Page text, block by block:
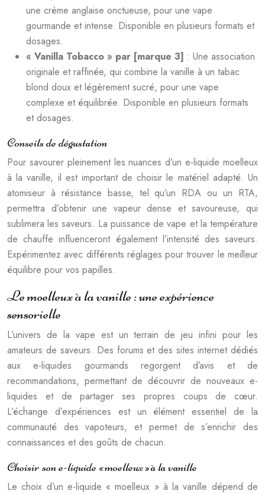
une crème anglaise onctueuse, pour une vape
gourmande et intense. Disponible en plusieurs formats et
dosages.
« Vanilla Tobacco » par [marque 3] : Une association
originale et raffinée, qui combine la vanille à un tabac
blond doux et légèrement sucré, pour une vape
complexe et équilibrée. Disponible en plusieurs formats
et dosages.
Conseils de dégustation
Pour savourer pleinement les nuances d’un e-liquide moelleux
à la vanille, il est important de choisir le matériel adapté. Un
atomiseur à résistance basse, tel qu’un RDA ou un RTA,
permettra d’obtenir une vapeur dense et savoureuse, qui
sublimera les saveurs. La puissance de vape et la température
de chauffe influenceront également l’intensité des saveurs.
Expérimentez avec différents réglages pour trouver le meilleur
équilibre pour vos papilles.
Le moelleux à la vanille : une expérience
sensorielle
L’univers de la vape est un terrain de jeu infini pour les
amateurs de saveurs. Des forums et des sites internet dédiés
aux e-liquides gourmands regorgent d’avis et de
recommandations, permettant de découvrir de nouveaux e-
liquides et de partager ses propres coups de cœur.
L’échange d’expériences est un élément essentiel de la
communauté des vapoteurs, et permet de s’enrichir des
connaissances et des goûts de chacun.
Choisir son e-liquide « moelleux » à la vanille
Le choix d’un e-liquide « moelleux » à la vanille dépend de